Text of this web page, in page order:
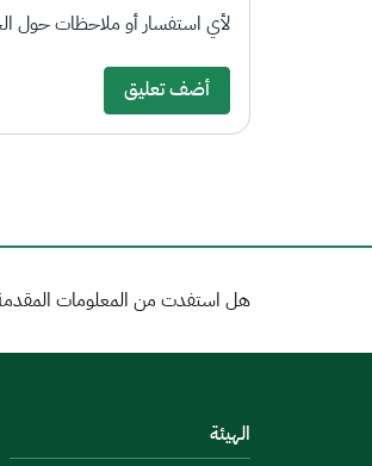
لأي استفسار أو ملاحظات حول
أضف تعليق
هل استفدت من المعلومات
الهيئة